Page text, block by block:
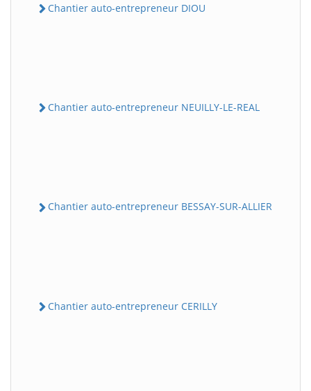
Chantier auto-entrepreneur DIOU
Chantier auto-entrepreneur NEUILLY-LE-REAL
Chantier auto-entrepreneur BESSAY-SUR-ALLIER
Chantier auto-entrepreneur CERILLY